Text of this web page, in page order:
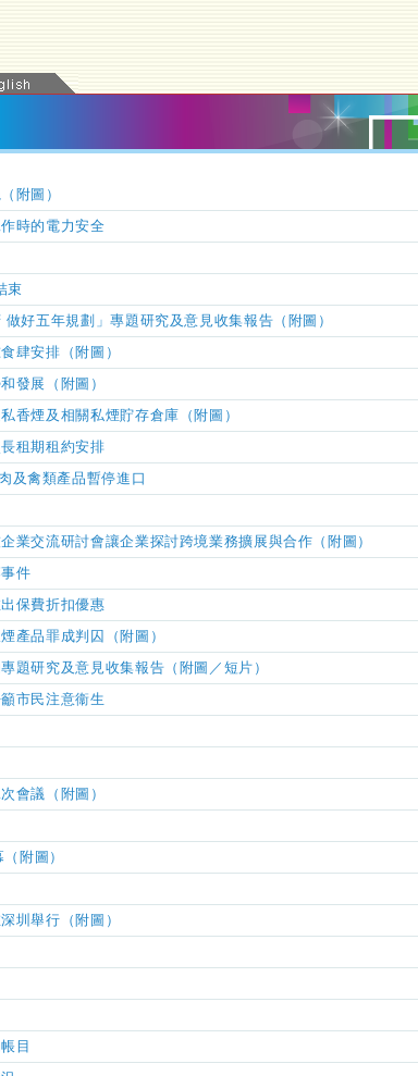
附圖）
時的電力安全
束
好五年規劃」專題研究及意見收集報告（附圖）
肆安排 （附圖）
發展（附圖）
香煙及相關私煙貯存倉庫（附圖）
租期租約安排
及禽類產品暫停進口
業交流研討會讓企業探討跨境業務擴展與合作（附圖）
件
保費折扣優惠
產品罪成判囚（附圖）
題研究及意見收集報告（附圖／短片）
市民注意衞生
會議（附圖）
附圖）
圳舉行（附圖）
目